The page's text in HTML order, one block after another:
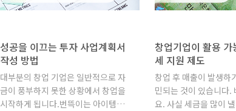
성공을 이끄는 투자 사업계획서
작성 방법
대부분의 창업 기업은 일반적으로 자
금이 풍부하지 못한 상황에서 창업을
시작하게 됩니다.번뜩이는 아이템과
창업기업이 활용 가
세 지원 제도
창업 후 매출이 발생하
민되는 것이 있습니다.
요. 사실 세금을 많이